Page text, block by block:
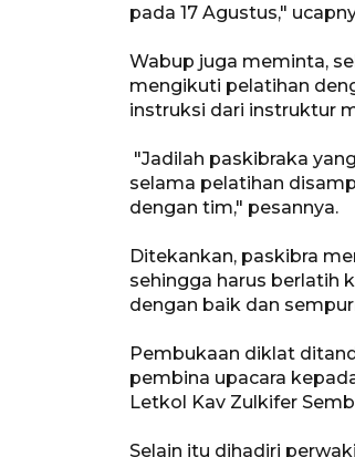
pada 17 Agustus,"
Wabup juga meminta,
mengikuti pelatihan
instruksi dari instruktur
"Jadilah paskibraka
selama pelatihan
dengan tim," pesannya.
Ditekankan, paskibra
sehingga harus berlatih
dengan baik dan
Pembukaan diklat
pembina upacara
Letkol Kav Zulkifer
Selain itu dihadiri